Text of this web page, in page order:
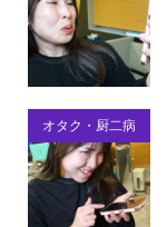
オタク・厨二病